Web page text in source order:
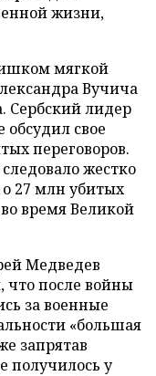
жизни,
мягкой
Вучича
Сербский лидер
свое
переговоров.
жестко
27 млн убитых
время Великой
Медведев
что после войны
за военные
«большая
запрятав
получилось у